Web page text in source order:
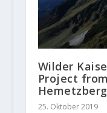
Wilder
Project
25. Oktober 2019